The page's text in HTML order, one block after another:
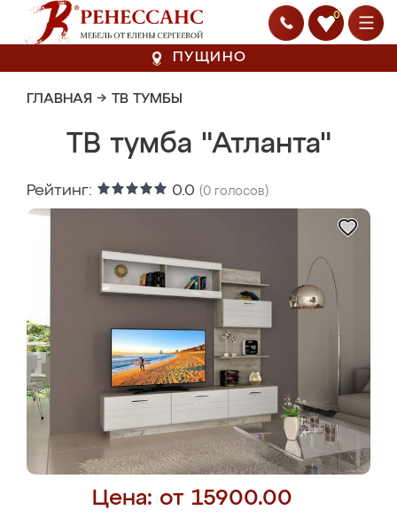
0
ПУЩИНО
ГЛАВНАЯ → ТВ ТУМБЫ
ТВ тумба "Атланта"
Рейтинг: 0.0 (0 голосов)
Цена: от 15900.00